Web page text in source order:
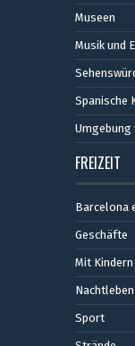
Museen
Musik und
Spanische
FREIZEIT
Barcelona
Geschäfte
Mit Kindern
Nachtleben
Sport